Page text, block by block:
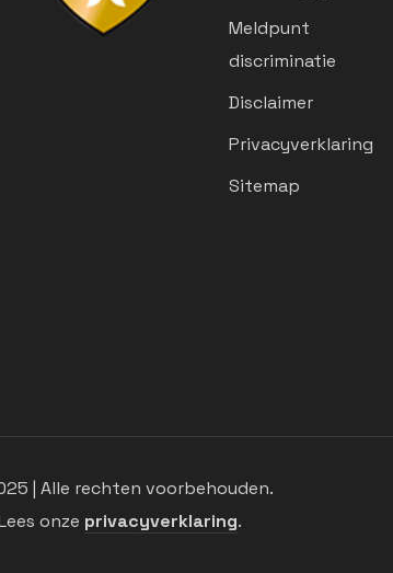
Meldpunt
discriminatie
Disclaimer
Privacyverklaring
Sitemap
| Alle rechten voorbehouden.
onze privacyverklaring.